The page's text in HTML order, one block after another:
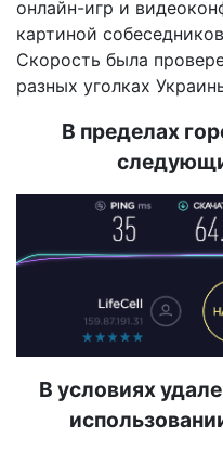
онлайн-игр и
картиной
Скорость была
разных уголках
В пределах
В условиях